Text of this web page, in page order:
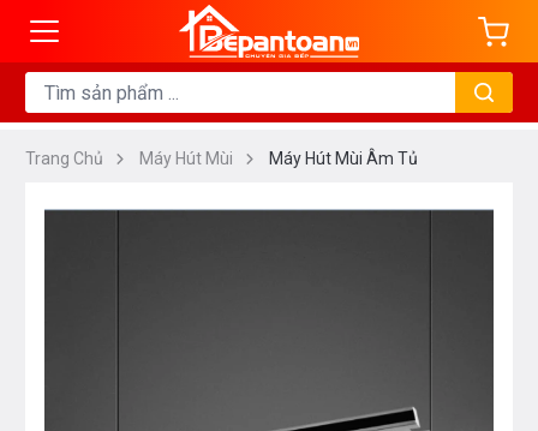
Trang Chủ Máy Hút Mùi Máy Hút Mùi Âm Tủ